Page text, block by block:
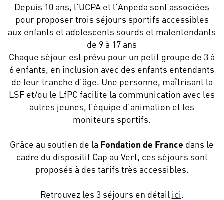
Depuis 10 ans, l'UCPA et l'Anpeda sont associées
pour proposer trois séjours sportifs accessibles
aux enfants et adolescents sourds et malentendants
de 9 à 17 ans
Chaque séjour est prévu pour un petit groupe de 3 à
6 enfants, en inclusion avec des enfants entendants
de leur tranche d'âge. Une personne, maîtrisant la
LSF et/ou le LfPC facilite la communication avec les
autres jeunes, l'équipe d'animation et les
moniteurs sportifs.
Grâce au soutien de la Fondation de France dans le
cadre du dispositif Cap au Vert, ces séjours sont
proposés à des tarifs très accessibles.
Retrouvez les 3 séjours en détail ici.